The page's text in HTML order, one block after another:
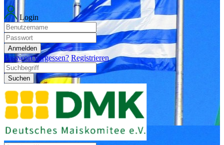
Login
Anmelden
Passwort vergessen? Registrieren
Suchen